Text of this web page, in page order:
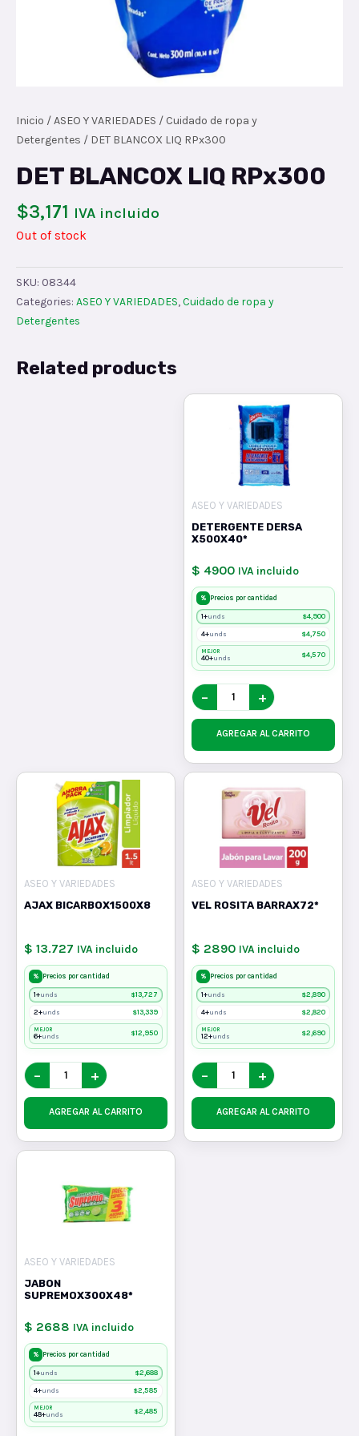
Inicio /ASEO Y VARIEDADES / Cuidado de ropa y
Detergentes / DET BLANCOX LIQ RPx300
DET BLANCOX LIQ RPx300
$3,171 IVA incluido
Out of stock
SKU: 08344
Categories: ASEO Y VARIEDADES,Cuidado de ropa y
Detergentes
Related products
ASEO Y VARIEDADES
DETERGENTE DERSA
X500X40*
$ 4900 IVA incluido
% Precios por cantidad
1+unds $4,900
4+unds $4,750
MEJOR
40+unds $4,570
− +
AGREGAR AL CARRITO
ASEO Y VARIEDADES
AJAX BICARBOX1500X8
$ 13.727 IVA incluido
% Precios por cantidad
1+unds $13,727
2+unds $13,339
MEJOR
6+unds $12,950
− +
AGREGAR AL CARRITO
ASEO Y VARIEDADES
VEL ROSITA BARRAX72*
$ 2890 IVA incluido
% Precios por cantidad
1+unds $2,890
4+unds $2,820
MEJOR
12+unds $2,690
− +
AGREGAR AL CARRITO
ASEO Y VARIEDADES
JABON
SUPREMOX300X48*
$ 2688 IVA incluido
% Precios por cantidad
1+unds $2,688
4+unds $2,585
MEJOR
48+unds $2,485